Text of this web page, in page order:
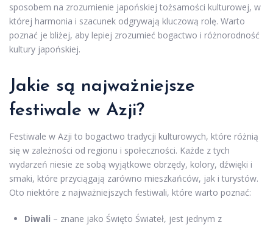
sposobem na zrozumienie japońskiej tożsamości kulturowej, w
której harmonia i szacunek odgrywają kluczową rolę. Warto
poznać je bliżej, aby lepiej zrozumieć bogactwo i różnorodność
kultury japońskiej.
Jakie są najważniejsze
festiwale w Azji?
Festiwale w Azji to bogactwo tradycji kulturowych, które różnią
się w zależności od regionu i społeczności. Każde z tych
wydarzeń niesie ze sobą wyjątkowe obrzędy, kolory, dźwięki i
smaki, które przyciągają zarówno mieszkańców, jak i turystów.
Oto niektóre z najważniejszych festiwali, które warto poznać:
Diwali – znane jako Święto Świateł, jest jednym z